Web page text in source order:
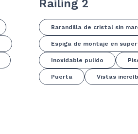
Railing 2
Barandilla de cristal sin
Espiga de montaje en
Inoxidable pulido
Puerta Vistas